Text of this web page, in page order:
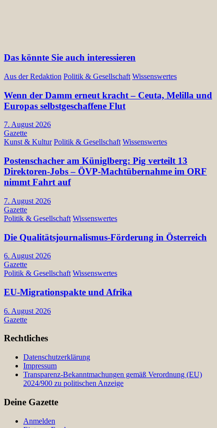
Das könnte Sie auch interessieren
Aus der Redaktion Politik & Gesellschaft Wissenswertes
Wenn der Damm erneut kracht – Ceuta, Melilla und
Europas selbstgeschaffene Flut
7. August 2026
Gazette
Kunst & Kultur Politik & Gesellschaft Wissenswertes
Postenschacher am Küniglberg: Pig verteilt 13
Direktoren-Jobs – ÖVP-Machtübernahme im ORF
nimmt Fahrt auf
7. August 2026
Gazette
Politik & Gesellschaft Wissenswertes
Die Qualitätsjournalismus-Förderung in Österreich
6. August 2026
Gazette
Politik & Gesellschaft Wissenswertes
EU-Migrationspakte und Afrika
6. August 2026
Gazette
Rechtliches
Datenschutzerklärung
Impressum
Transparenz-Bekanntmachungen gemäß Verordnung (EU)
2024/900 zu politischen Anzeige
Deine Gazette
Anmelden